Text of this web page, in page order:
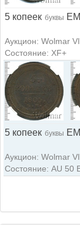
5 копеек буквы ЕМ
Аукцион: Wolmar
Состояние: XF+
5 копеек буквы ЕМ
Аукцион: Wolmar
Состояние: AU 50